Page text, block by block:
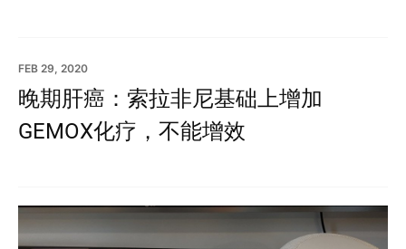
FEB 29, 2020
晚期肝癌：索拉非尼基础上增加
GEMOX化疗，不能增效